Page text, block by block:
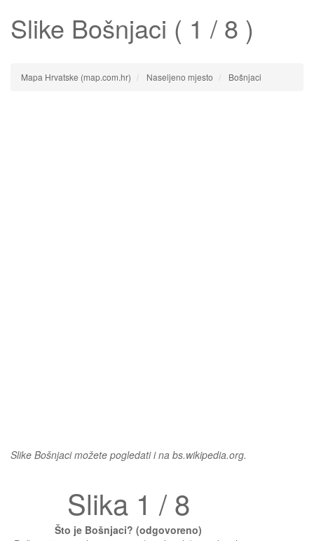
Slike Bošnjaci ( 1 / 8 )
Mapa Hrvatske (map.com.hr) Naseljeno mjesto Bošnjaci
Slike Bošnjaci možete pogledati i na bs.wikipedia.org.
Slika 1 / 8
Što je Bošnjaci? (odgovoreno)